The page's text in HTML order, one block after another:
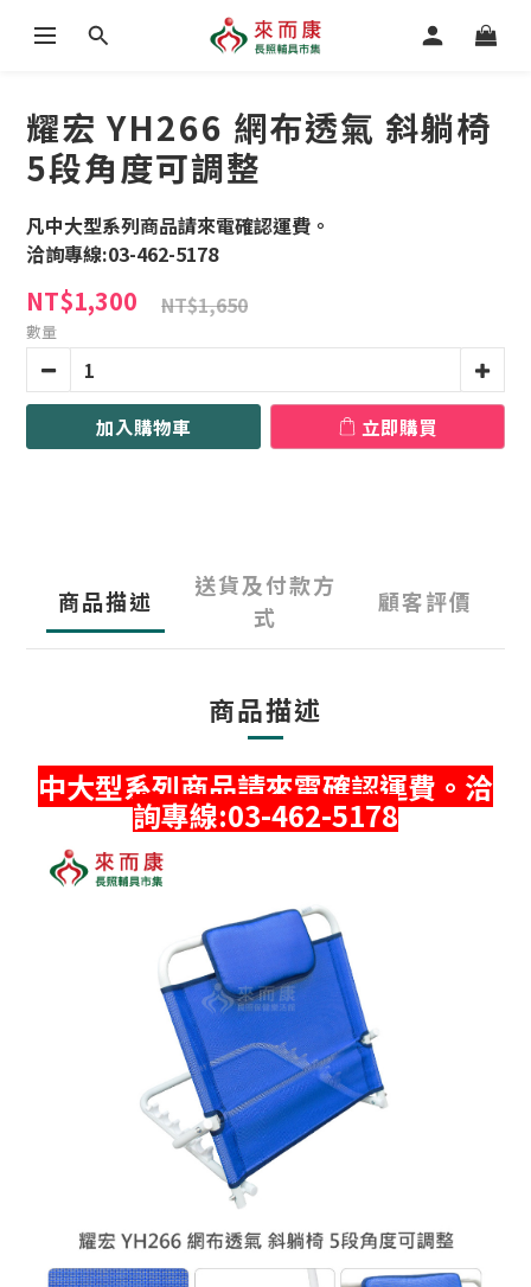
耀宏 YH266 網布透氣 斜躺椅
5段角度可調整
凡中大型系列商品請來電確認運費。
洽詢專線:03-462-5178
NT$1,300 NT$1,650
數量
加入購物車 立即購買
商品描述
送貨及付款方
式
顧客評價
商品描述
中大型系列商品請來電確認運費。洽
詢專線:03-462-5178